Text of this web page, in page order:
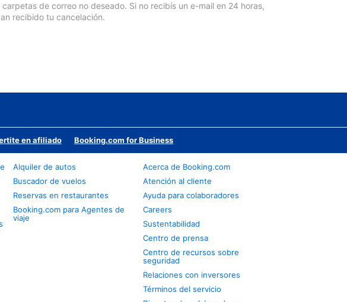
de correo no deseado. Si no recibís un e-mail en 24 horas,
recibido tu cancelación.
en afiliado Booking.com for Business
Alquiler de autos
Buscador de vuelos
Reservas en restaurantes
Booking.com para Agentes de
viaje
Acerca de Booking.com
Atención al cliente
Ayuda para colaboradores
Careers
Sustentabilidad
Centro de prensa
Centro de recursos sobre
seguridad
Relaciones con inversores
Términos del servicio